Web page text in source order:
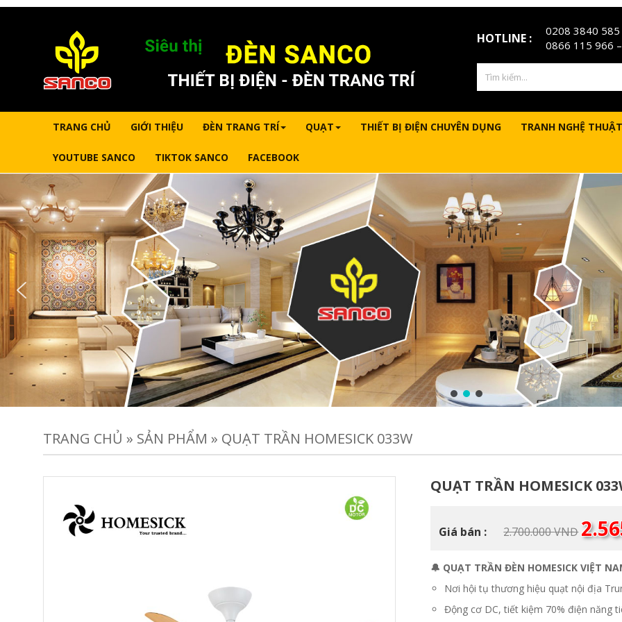
HOTLINE : 0208 3840 585
0866 115 966
TRANG CHỦ GIỚI THIỆU ĐÈN TRANG TRÍ QUẠT THIẾT BỊ ĐIỆN CHUYÊN DỤNG TRANH NGHỆ
YOUTUBE SANCO TIKTOK SANCO FACEBOOK
TRANG CHỦ » SẢN PHẨM » QUẠT TRẦN HOMESICK 033W
QUẠT TRẦN HOMESICK
Giá bán : 2.700.000VNĐ
Giá
gốc
🔔 QUẠT TRẦN ĐÈN HOMESICK VIỆT
Nơi hội tụ thương hiệu quạt nội địa
Động cơ DC, tiết kiệm 70% điện năng